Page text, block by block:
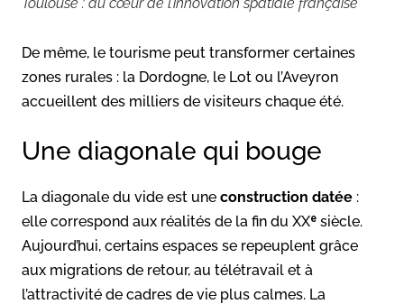
De même, le tourisme peut transformer certaines
zones rurales : la Dordogne, le Lot ou l’Aveyron
accueillent des milliers de visiteurs chaque été.
Une diagonale qui bouge
La diagonale du vide est une construction datée :
elle correspond aux réalités de la fin du XXᵉ siècle.
Aujourd’hui, certains espaces se repeuplent grâce
aux migrations de retour, au télétravail et à
l’attractivité de cadres de vie plus calmes. La